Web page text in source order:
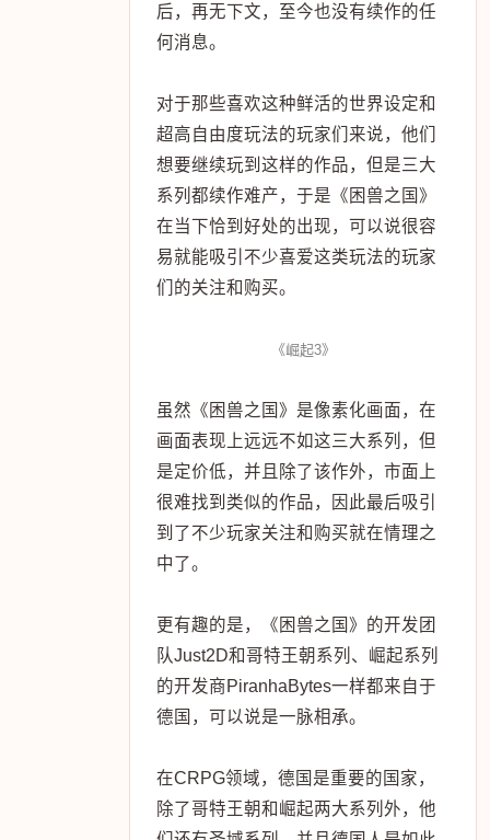
后，再无下文，至今也没有续作的任
何消息。
对于那些喜欢这种鲜活的世界设定和
超高自由度玩法的玩家们来说，他们
想要继续玩到这样的作品，但是三大
系列都续作难产，于是《困兽之国》
在当下恰到好处的出现，可以说很容
易就能吸引不少喜爱这类玩法的玩家
们的关注和购买。
《崛起3》
虽然《困兽之国》是像素化画面，在
画面表现上远远不如这三大系列，但
是定价低，并且除了该作外，市面上
很难找到类似的作品，因此最后吸引
到了不少玩家关注和购买就在情理之
中了。
更有趣的是，《困兽之国》的开发团
队Just2D和哥特王朝系列、崛起系列
的开发商PiranhaBytes一样都来自于
德国，可以说是一脉相承。
在CRPG领域，德国是重要的国家，
除了哥特王朝和崛起两大系列外，他